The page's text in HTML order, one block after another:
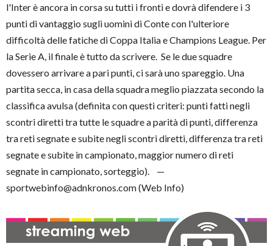
l'Inter è ancora in corsa su tutti i fronti e dovrà difendere i 3
punti di vantaggio sugli uomini di Conte con l'ulteriore
difficoltà delle fatiche di Coppa Italia e Champions League. Per
la Serie A, il finale è tutto da scrivere. Se le due squadre
dovessero arrivare a pari punti, ci sarà uno spareggio. Una
partita secca, in casa della squadra meglio piazzata secondo la
classifica avulsa (definita con questi criteri: punti fatti negli
scontri diretti tra tutte le squadre a parità di punti, differenza
tra reti segnate e subite negli scontri diretti, differenza tra reti
segnate e subite in campionato, maggior numero di reti
segnate in campionato, sorteggio). —
sportwebinfo@adnkronos.com (Web Info)